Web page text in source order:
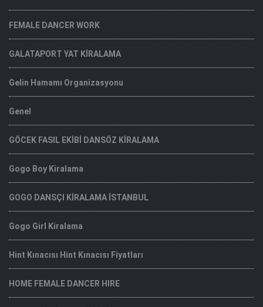
FEMALE DANCER WORK
GALATAPORT YAT KİRALAMA
Gelin Hamamı Organizasyonu
Genel
GÖCEK FASIL EKİBİ DANSÖZ KİRALAMA
Gogo Boy Kiralama
GOGO DANSÇI KİRALAMA İSTANBUL
Gogo Girl Kiralama
Hint Kınacısı Hint Kınacısı Fiyatları
HOME FEMALE DANCER HIRE